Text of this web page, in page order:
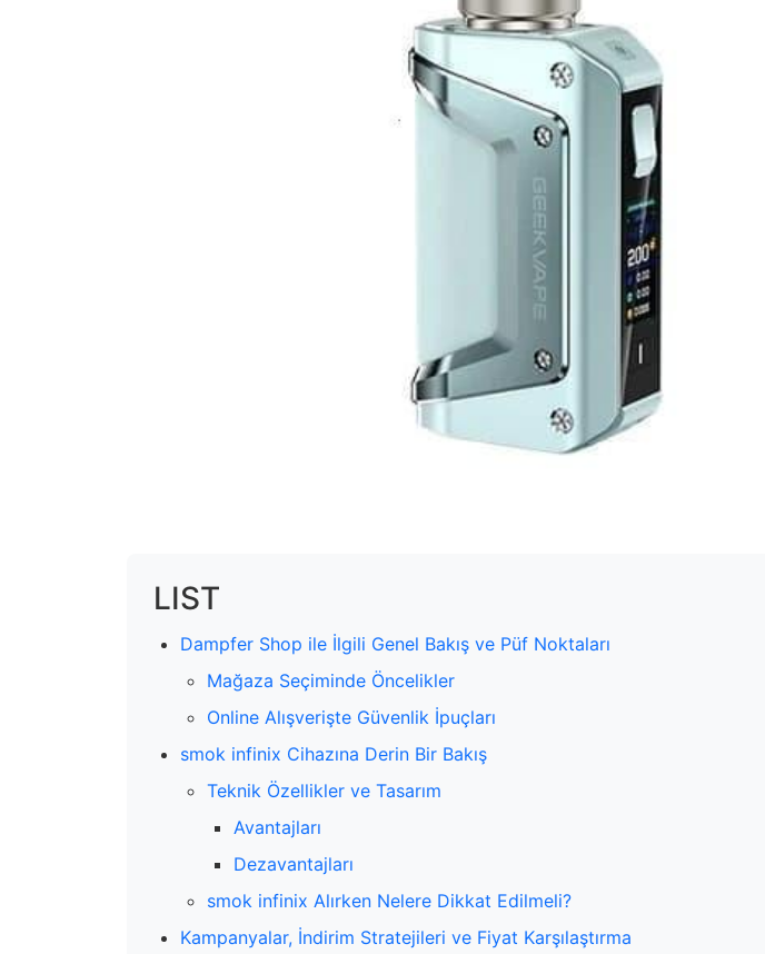
LIST
Dampfer Shop ile İlgili Genel Bakış ve Püf Noktaları
Mağaza Seçiminde Öncelikler
Online Alışverişte Güvenlik İpuçları
smok infinix Cihazına Derin Bir Bakış
Teknik Özellikler ve Tasarım
Avantajları
Dezavantajları
smok infinix Alırken Nelere Dikkat Edilmeli?
Kampanyalar, İndirim Stratejileri ve Fiyat Karşılaştırma